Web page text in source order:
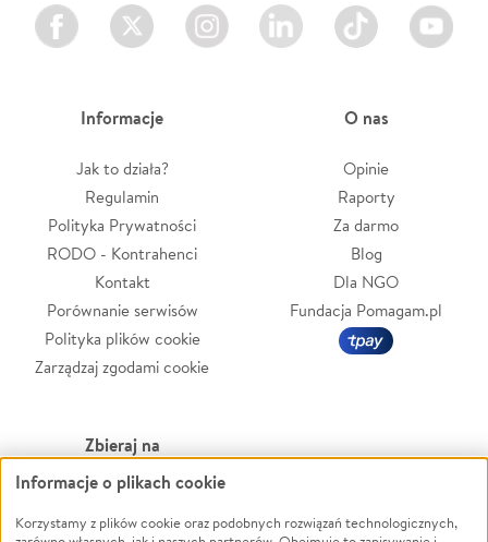
Facebook Twitter Instagram LinkedIn TikTok Youtube
Informacje
Jak to działa?
Regulamin
Polityka Prywatności
RODO - Kontrahenci
Kontakt
Porównanie serwisów
Polityka plików cookie
Zarządzaj zgodami cookie
O nas
Opinie
Raporty
Za darmo
Blog
Dla NGO
Fundacja Pomagam.pl
Zbieraj na
Leczenie
Zwierzęta
Powódź
Informacje o plikach cookie
Korzystamy z plików cookie oraz podobnych rozwiązań technologicznych,